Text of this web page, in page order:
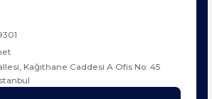
Kağıthane Caddesi A Ofis No: 45